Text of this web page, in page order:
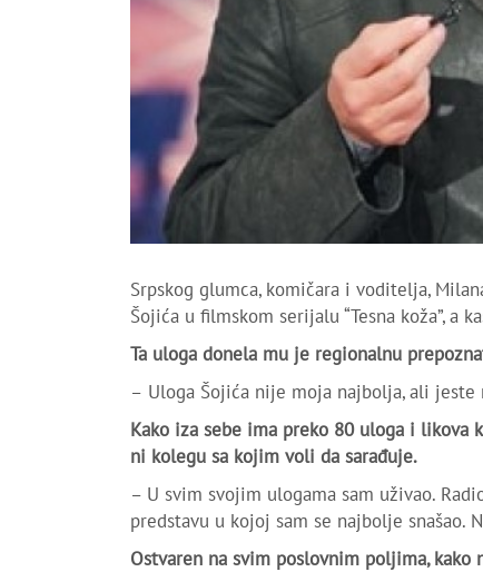
Srpskog glumca, komičara i voditelja,
Šojića u filmskom serijalu “Tesna koža”, a
Ta uloga donela mu je regionalnu
– Uloga Šojića nije moja najbolja, ali jeste
Kako iza sebe ima preko 80 uloga i likova
ni kolegu sa kojim voli da sarađuje.
– U svim svojim ulogama sam uživao.
predstavu u kojoj sam se najbolje snašao.
Ostvaren na svim poslovnim poljima,